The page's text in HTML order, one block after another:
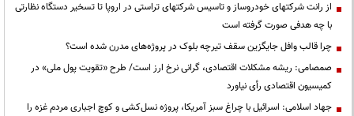
از رانت‌ شرکتهای خودروساز و تاسیس شرکتهای تراستی در اروپا تا تسخیر دستگاه نظارتی
با چه هدفی صورت گرفته است
چرا قالب وافل جایگزین سقف تیرچه بلوک در پروژه‌های مدرن شده است؟
صمصامی: ریشه مشکلات اقتصادی، گرانی نرخ ارز است/ طرح «تقویت پول ملی» در
کمیسیون اقتصادی رأی نیاورد
جهاد اسلامی: اسرائیل با چراغ سبز آمریکا، پروژه نسل‌کشی و کوچ اجباری مردم غزه را